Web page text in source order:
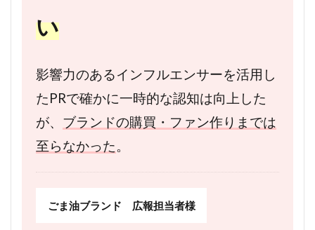
い
影響力のあるインフルエンサーを活用し
たPRで確かに一時的な認知は向上した
が、 ブランドの購買・ファン作りまでは
至らなかった。
ごま油ブランド 広報担当者様